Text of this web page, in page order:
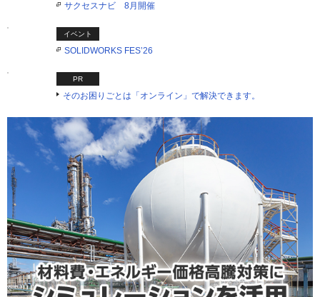
サクセスナビ 8月開催
イベント
SOLIDWORKS FES’26
PR
そのお困りごとは「オンライン」で解決できます。